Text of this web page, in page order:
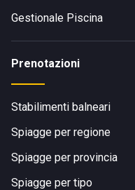
Gestionale Piscina
Prenotazioni
Stabilimenti balneari
Spiagge per regione
Spiagge per provincia
Spiagge per tipo